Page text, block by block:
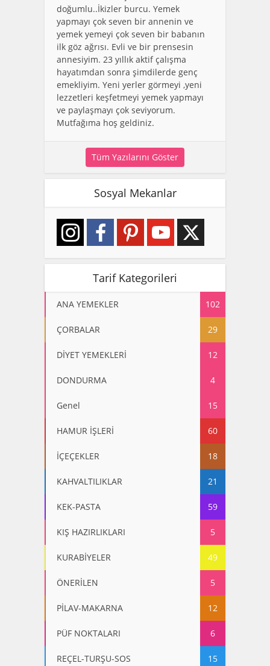
doğumlu..İkizler burcu. Yemek
yapmayı çok seven bir annenin ve
yemek yemeyi çok seven bir babanın
ilk göz ağrısı. Evli ve bir prensesin
annesiyim. 23 yıllık aktif çalışma
hayatımdan sonra şimdilerde genç
emekliyim. Yeni yerler görmeyi ,yeni
lezzetleri keşfetmeyi yemek yapmayı
ve paylaşmayı çok seviyorum.
Mutfağıma hoş geldiniz.
Tüm Yazılarını Göster
Sosyal Mekanlar
Tarif Kategorileri
ANA YEMEKLER 102
ÇORBALAR 29
DİYET YEMEKLERİ 12
DONDURMA 4
Genel 15
HAMUR İŞLERİ 60
İÇEÇEKLER 18
KAHVALTILIKLAR 21
KEK-PASTA 59
KIŞ HAZIRLIKLARI 5
KURABİYELER 49
ÖNERİLEN 5
PİLAV-MAKARNA 12
PÜF NOKTALARI 6
REÇEL-TURŞU-SOS 15